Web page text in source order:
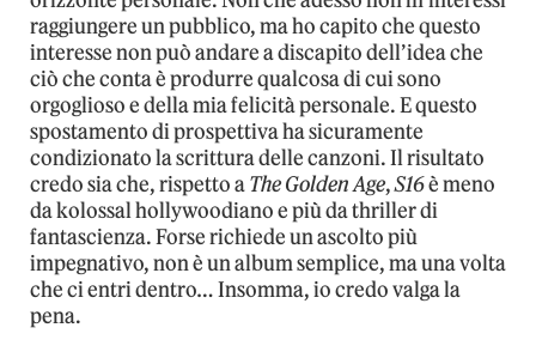
raggiungere un pubblico, ma ho capito che questo
interesse non può andare a discapito dell’idea che
ciò che conta è produrre qualcosa di cui sono
orgoglioso e della mia felicità personale. E questo
spostamento di prospettiva ha sicuramente
condizionato la scrittura delle canzoni. Il risultato
credo sia che, rispetto aThe Golden Age,S16è meno
da kolossal hollywoodiano e più da thriller di
fantascienza. Forse richiede un ascolto più
impegnativo, non è un album semplice, ma una volta
che ci entri dentro… Insomma, io credo valga la
pena.